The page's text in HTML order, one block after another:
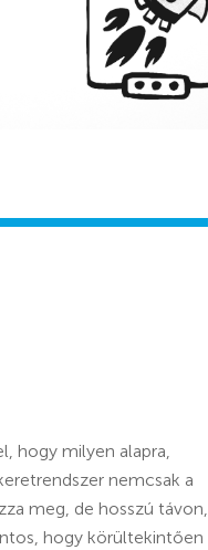
hogy milyen alapra,
nemcsak a
meg, de hosszú távon,
hogy körültekintően